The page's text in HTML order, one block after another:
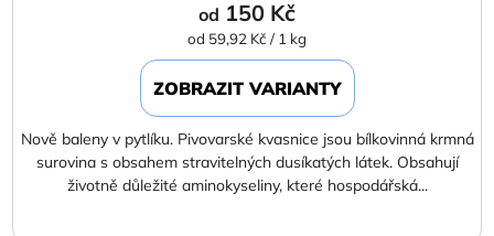
od 150 Kč
Měrná
cena:
od 59,92 Kč / 1 kg
ZOBRAZIT VARIANTY
Nově baleny v pytlíku. Pivovarské kvasnice jsou bílkovinná krmná
surovina s obsahem stravitelných dusíkatých látek. Obsahují
životně důležité aminokyseliny, které hospodářská...